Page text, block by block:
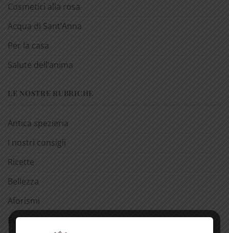
Cosmetici alla rosa
Acqua di Sant’Anna
Per la casa
Salute dell’anima
LE NOSTRE RUBRICHE
Antica spezieria
I nostri consigli
Ricette
Bellezza
Aforismi
Eventi